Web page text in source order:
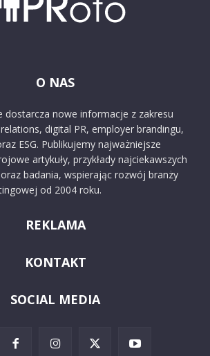
O NAS
dostarcza nowe informacje z zakresu
digital PR, employer brandingu,
ESG. Publikujemy najważniejsze
artykuły, przykłady najciekawszych
badania, wspierając rozwój branży
od 2004 roku.
REKLAMA
KONTAKT
SOCIAL MEDIA